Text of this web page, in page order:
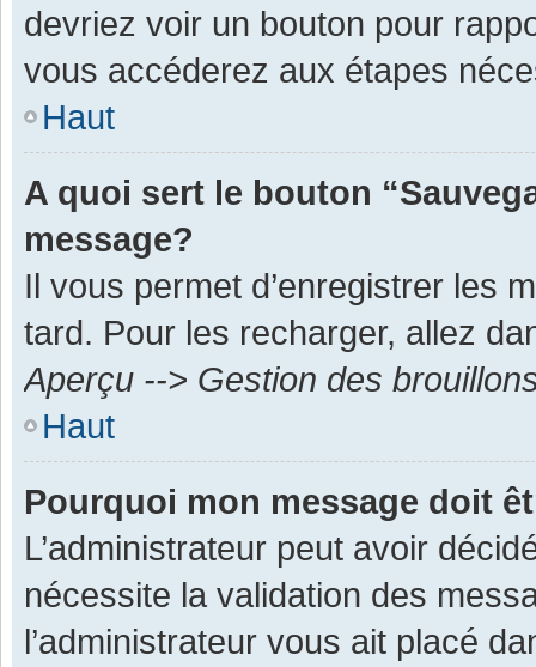
devriez voir un bouton pour
vous accéderez aux étapes
Haut
A quoi sert le bouton
message?
Il vous permet d’enregistrer les
tard. Pour les recharger, allez
Aperçu --> Gestion des
Haut
Pourquoi mon message doit
L’administrateur peut avoir
nécessite la validation des
l’administrateur vous ait placé